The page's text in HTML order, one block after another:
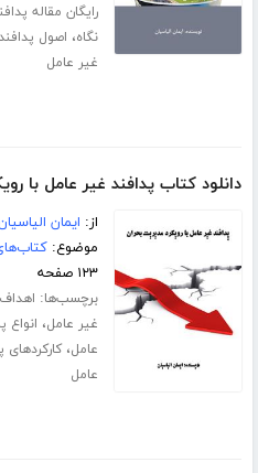
رایگان مقاله
نگاه، اصول
غیر عامل
دانلود کتاب پدافند غیر عامل با
از: ایمان
موضوع:
۱۲۳ صفحه
برچسب‌ها:
غیر عامل، انواع
عامل،کارکردهای
عامل